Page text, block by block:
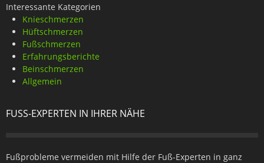
Interessante Kategorien
Knieschmerzen
Hüftschmerzen
Fußschmerzen
Erfahrungsberichte
Beinschmerzen
Allgemein
FUSS-EXPERTEN IN IHRER NÄHE
Fußprobleme vermeiden mit Hilfe der Fuß-Experten in ganz